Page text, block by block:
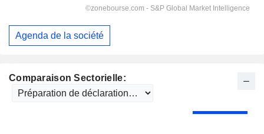
Comparaison Sectorielle:
Agenda de la société